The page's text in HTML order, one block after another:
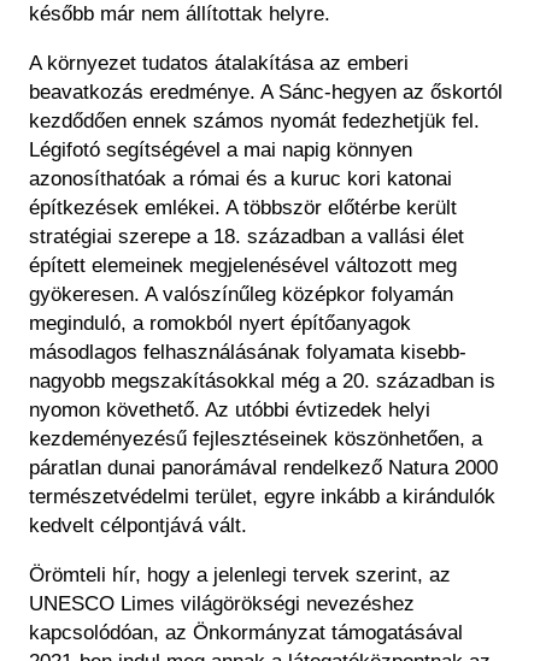
később már nem állítottak helyre.
A környezet tudatos átalakítása az emberi
beavatkozás eredménye. A Sánc-hegyen az őskortól
kezdődően ennek számos nyomát fedezhetjük fel.
Légifotó segítségével a mai napig könnyen
azonosíthatóak a római és a kuruc kori katonai
építkezések emlékei. A többször előtérbe került
stratégiai szerepe a 18. században a vallási élet
épített elemeinek megjelenésével változott meg
gyökeresen. A valószínűleg középkor folyamán
meginduló, a romokból nyert építőanyagok
másodlagos felhasználásának folyamata kisebb-
nagyobb megszakításokkal még a 20. században is
nyomon követhető. Az utóbbi évtizedek helyi
kezdeményezésű fejlesztéseinek köszönhetően, a
páratlan dunai panorámával rendelkező Natura 2000
természetvédelmi terület, egyre inkább a kirándulók
kedvelt célpontjává vált.
Örömteli hír, hogy a jelenlegi tervek szerint, az
UNESCO Limes világörökségi nevezéshez
kapcsolódóan, az Önkormányzat támogatásával